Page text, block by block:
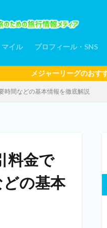
マイル プロフィール・SNS
ーリーグのおすすめ観戦日程は
時間などの基本情報を徹底解説
料金で
の基本